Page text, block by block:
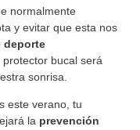
normalmente
y evitar que esta nos
deporte
protector bucal será
sonrisa.
este verano, tu
la prevención